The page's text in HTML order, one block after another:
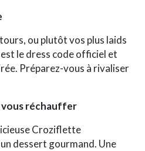
ou plutôt vos plus laids
est le dress code officiel et
Préparez-vous à rivaliser
vous réchauffer
Croziflette
dessert gourmand. Une